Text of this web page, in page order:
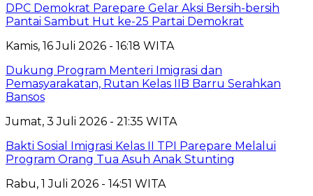
DPC Demokrat Parepare Gelar Aksi Bersih-bersih
Pantai Sambut Hut ke-25 Partai Demokrat
Kamis, 16 Juli 2026 - 16:18 WITA
Dukung Program Menteri Imigrasi dan
Pemasyarakatan, Rutan Kelas IIB Barru Serahkan
Bansos
Jumat, 3 Juli 2026 - 21:35 WITA
Bakti Sosial Imigrasi Kelas II TPI Parepare Melalui
Program Orang Tua Asuh Anak Stunting
Rabu, 1 Juli 2026 - 14:51 WITA